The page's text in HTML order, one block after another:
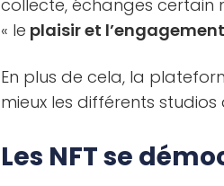
collecte, échanges certain
« le plaisir et l’engagement
En plus de cela, la
mieux les différents studios
Les NFT se